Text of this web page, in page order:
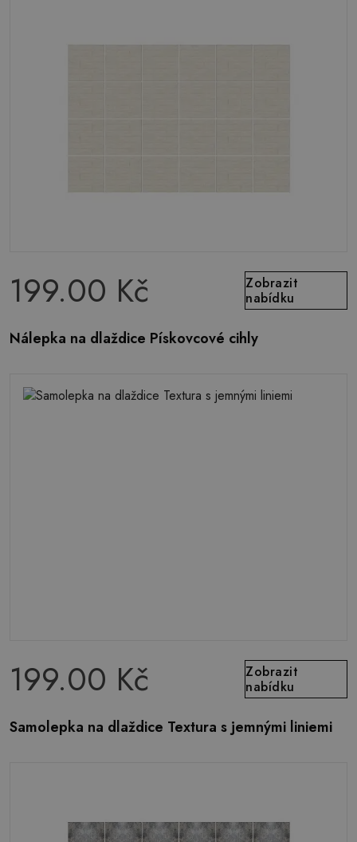
199.00 Kč
Zobrazit
nabídku
Nálepka na dlaždice Pískovcové cihly
199.00 Kč
Zobrazit
nabídku
Samolepka na dlaždice Textura s jemnými liniemi